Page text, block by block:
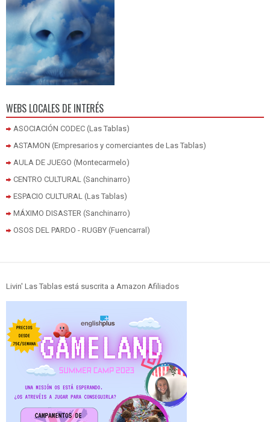
WEBS LOCALES DE INTERÉS
ASOCIACIÓN CODEC (Las Tablas)
ASTAMON (Empresarios y comerciantes de Las Tablas)
AULA DE JUEGO (Montecarmelo)
CENTRO CULTURAL (Sanchinarro)
ESPACIO CULTURAL (Las Tablas)
MÁXIMO DISASTER (Sanchinarro)
OSOS DEL PARDO - RUGBY (Fuencarral)
Livin' Las Tablas está suscrita a Amazon Afiliados